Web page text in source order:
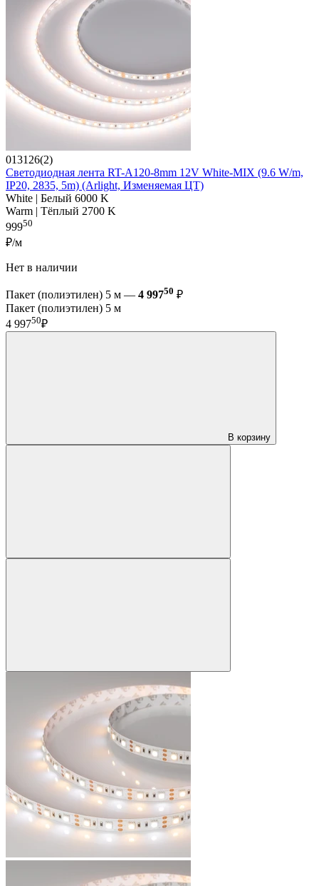
013126(2)
Светодиодная лента RT-A120-8mm 12V White-MIX (9.6 W/m,
IP20, 2835, 5m) (Arlight, Изменяемая ЦТ)
White | Белый 6000 K
Warm | Тёплый 2700 K
99950
₽/м
Нет в наличии
Пакет (полиэтилен) 5 м — 4 99750 ₽
Пакет (полиэтилен) 5 м
4 99750₽
В корзину